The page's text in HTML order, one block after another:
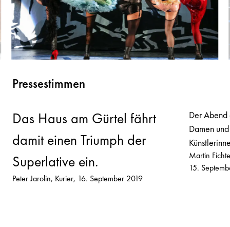
Pressestimmen
Das Haus am Gürtel fährt
damit einen Triumph der
Superlative ein.
Peter Jarolin Kurier 16. September 2019
Der
Damen
Martin
15.